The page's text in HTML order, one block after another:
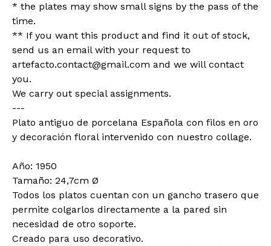
* the plates may show small signs by the pass of the
time.
** If you want this product and find it out of stock,
send us an email with your request to
artefacto.contact@gmail.com and we will contact
you.
We carry out special assignments.
---
Plato antiguo de porcelana Española con filos en oro
y decoración floral intervenido con nuestro collage.
Año: 1950
Tamaño: 24,7cm Ø
Todos los platos cuentan con un gancho trasero que
permite colgarlos directamente a la pared sin
necesidad de otro soporte.
Creado para uso decorativo.